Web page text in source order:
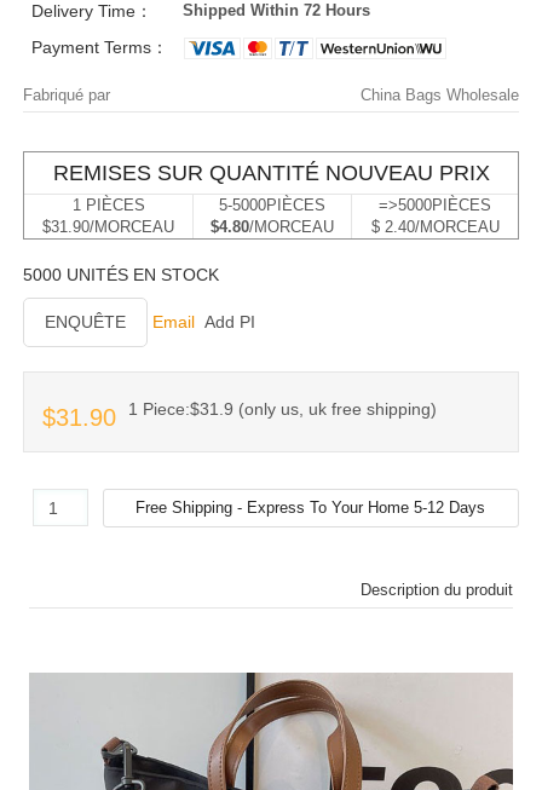
Delivery Time：
Shipped Within 72 Hours
Payment Terms：
Fabriqué par China Bags Wholesale
REMISES SUR QUANTITÉ NOUVEAU PRIX
1 PIÈCES
$31.90/MORCEAU
5-5000PIÈCES
$4.80/MORCEAU
=>5000PIÈCES
$ 2.40/MORCEAU
5000 UNITÉS EN STOCK
ENQUÊTE Email Add PI
$31.90 1 Piece:$31.9 (only us, uk free shipping)
Description du produit